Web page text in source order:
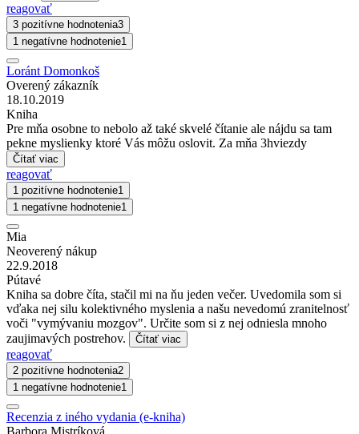
reagovať
3 pozitívne hodnotenia3
1 negatívne hodnotenie1
Loránt Domonkoš
Overený zákazník
18.10.2019
Kniha
Pre mňa osobne to nebolo až také skvelé čítanie ale nájdu sa tam
pekne myslienky ktoré Vás môžu oslovit. Za mňa 3hviezdy
Čítať viac
reagovať
1 pozitívne hodnotenie1
1 negatívne hodnotenie1
Mia
Neoverený nákup
22.9.2018
Pútavé
Kniha sa dobre číta, stačil mi na ňu jeden večer. Uvedomila som si
vďaka nej silu kolektivného myslenia a našu nevedomú zranitelnosť
voči "vymývaniu mozgov". Určite som si z nej odniesla mnoho
zaujimavých postrehov.
Čítať viac
reagovať
2 pozitívne hodnotenia2
1 negatívne hodnotenie1
Recenzia z iného vydania (e-kniha)
Barbora Mistríková